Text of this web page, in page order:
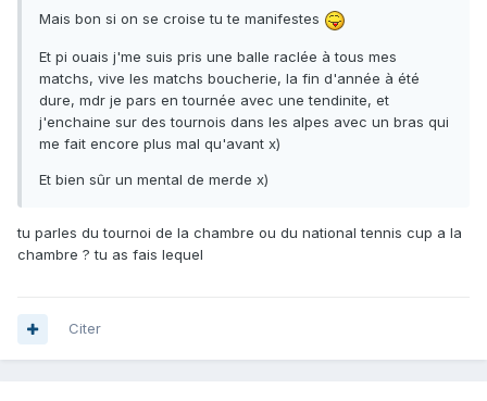
Mais bon si on se croise tu te manifestes
Et pi ouais j'me suis pris une balle raclée à tous mes
matchs, vive les matchs boucherie, la fin d'année à été
dure, mdr je pars en tournée avec une tendinite, et
j'enchaine sur des tournois dans les alpes avec un bras qui
me fait encore plus mal qu'avant x)
Et bien sûr un mental de merde x)
tu parles du tournoi de la chambre ou du national tennis cup a la
chambre ? tu as fais lequel
Citer